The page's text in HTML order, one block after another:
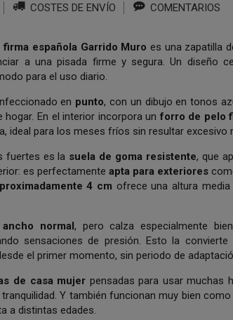
COSTES DE ENVÍO COMENTARIOS
firma española Garrido Muro es una zapatilla
a una pisada firme y segura. Un diseño
para el uso diario.
en punto, con un dibujo en tonos
hogar. En el interior incorpora un forro de pelo
ideal para los meses fríos sin resultar excesivo
fuertes es la suela de goma resistente, que
es perfectamenteapta para exteriores
4 cm ofrece una altura
ancho normal, pero calza especialmente
sensaciones de presión. Esto la
el primer momento, sin periodo de
de casa mujer pensadas para usar muchas
Y también funcionan muy bien como
a distintas edades.